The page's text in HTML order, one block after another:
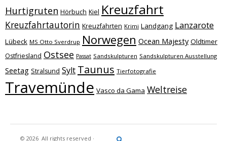
Hurtigruten Hörbuch Kiel Kreuzfahrt
Kreuzfahrtautorin Kreuzfahrten Krimi Landgang Lanzarote
Lübeck MS Otto Sverdrup Norwegen Ocean Majesty Oldtimer
Ostfriesland Ostsee Passat Sandskulpturen Sandskulpturen Ausstellung
Seetag Stralsund Sylt Taunus Tierfotografie
Travemünde Vasco da Gama Weltreise
© 2026 All rights reserved ·